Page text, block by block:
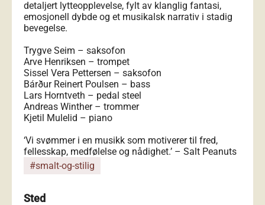
detaljert lytteopplevelse, fylt av klanglig fantasi,
emosjonell dybde og et musikalsk narrativ i stadig
bevegelse.
Trygve Seim – saksofon
Arve Henriksen – trompet
Sissel Vera Pettersen – saksofon
Bárður Reinert Poulsen – bass
Lars Horntveth – pedal steel
Andreas Winther – trommer
Kjetil Mulelid – piano
‘Vi svømmer i en musikk som motiverer til fred,
fellesskap, medfølelse og nådighet.’ – Salt Peanuts
#smalt-og-stilig
Sted